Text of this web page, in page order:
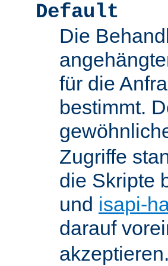
Default
Die
für die
bestimmt.
Zugriffe
die Skripte
und isapi-
darauf
akzeptieren.